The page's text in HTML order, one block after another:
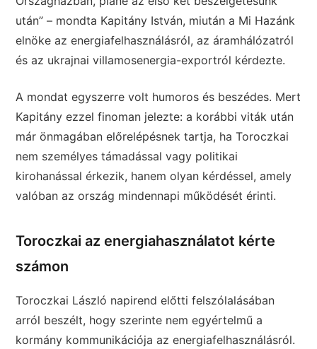
után” – mondta Kapitány István, miután a Mi Hazánk
elnöke az energiafelhasználásról, az áramhálózatról
és az ukrajnai villamosenergia-exportról kérdezte.
A mondat egyszerre volt humoros és beszédes. Mert
Kapitány ezzel finoman jelezte: a korábbi viták után
már önmagában előrelépésnek tartja, ha Toroczkai
nem személyes támadással vagy politikai
kirohanással érkezik, hanem olyan kérdéssel, amely
valóban az ország mindennapi működését érinti.
Toroczkai az energiahasználatot kérte
számon
Toroczkai László napirend előtti felszólalásában
arról beszélt, hogy szerinte nem egyértelmű a
kormány kommunikációja az energiafelhasználásról.